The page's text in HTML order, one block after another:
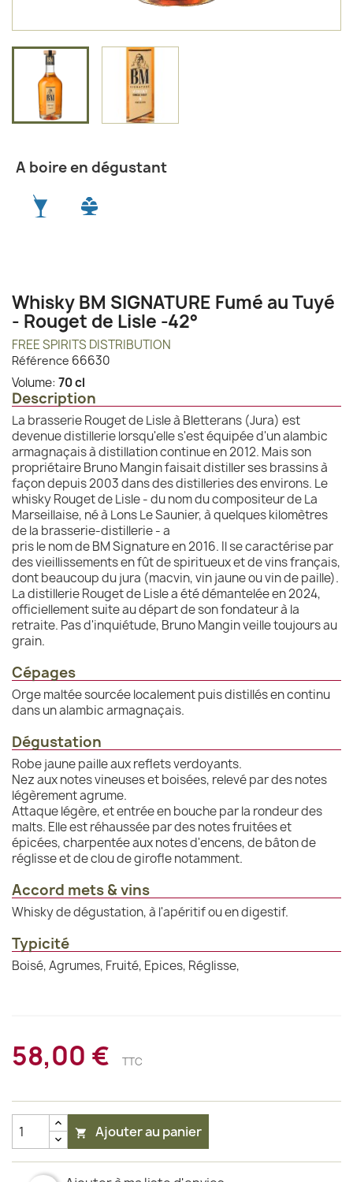
A boire en dégustant
Whisky BM SIGNATURE Fumé au Tuyé
- Rouget de Lisle -42°
FREE SPIRITS DISTRIBUTION
Référence 66630
Volume: 70 cl
Description
La brasserie Rouget de Lisle à Bletterans (Jura) est
devenue distillerie lorsqu'elle s'est équipée d'un alambic
armagnaçais à distillation continue en 2012. Mais son
propriétaire Bruno Mangin faisait distiller ses brassins à
façon depuis 2003 dans des distilleries des environs. Le
whisky Rouget de Lisle - du nom du compositeur de La
Marseillaise, né à Lons Le Saunier, à quelques kilomètres
de la brasserie-distillerie - a
pris le nom de BM Signature en 2016. Il se caractérise par
des vieillissements en fût de spiritueux et de vins français,
dont beaucoup du jura (macvin, vin jaune ou vin de paille).
La distillerie Rouget de Lisle a été démantelée en 2024,
officiellement suite au départ de son fondateur à la
retraite. Pas d'inquiétude, Bruno Mangin veille toujours au
grain.
Cépages
Orge maltée sourcée localement puis distillés en continu
dans un alambic armagnaçais.
Dégustation
Robe jaune paille aux reflets verdoyants.
Nez aux notes vineuses et boisées, relevé par des notes
légèrement agrume.
Attaque légère, et entrée en bouche par la rondeur des
malts. Elle est réhaussée par des notes fruitées et
épicées, charpentée aux notes d'encens, de bâton de
réglisse et de clou de girofle notamment.
Accord mets & vins
Whisky de dégustation, à l'apéritif ou en digestif.
Typicité
Boisé, Agrumes, Fruité, Epices, Réglisse,
58,00 € TTC
 Ajouter au panier